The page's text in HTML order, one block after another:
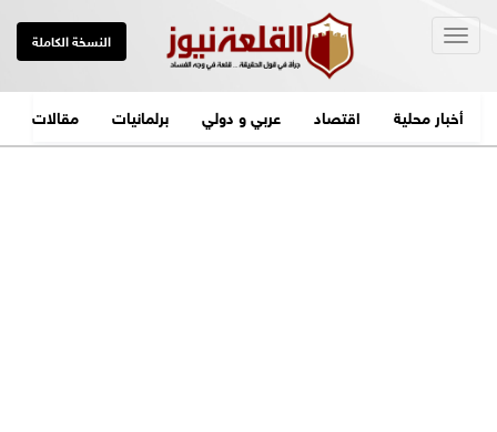
النسخة الكاملة
أخبار محلية اقتصاد عربي و دولي برلمانيات مقالات